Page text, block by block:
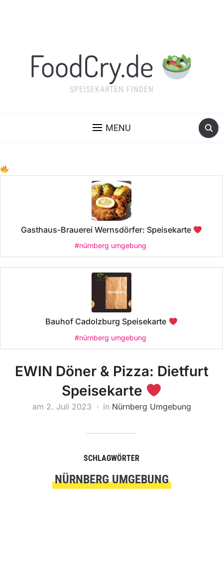
FoodCry.de
SPEISEKARTEN FINDEN
MENU
Gasthaus-Brauerei Wernsdörfer: Speisekarte
#nürnberg umgebung
Bauhof Cadolzburg Speisekarte
#nürnberg umgebung
EWIN Döner & Pizza: Dietfurt
Speisekarte
am 2. Juli 2023 in Nürnberg Umgebung
SCHLAGWÖRTER
NÜRNBERG UMGEBUNG